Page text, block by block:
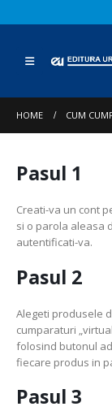
HOME CUM
Pasul 1
Creati-va un cont
si o parola aleasa
autentificati-va.
Pasul 2
Alegeti produsele
cumparaturi
folosind butonul
fiecare produs in
Pasul 3